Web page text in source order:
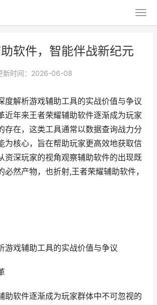
软件，智能伴战新纪元
新时间：2026-06-08
度解析游戏辅助工具的实战价值与争议
近年来王者荣耀辅助软件逐渐成为玩家
存在，这类工具通常以数据查询战力分
为核心，旨在帮助玩家更高效地获取信
资深玩家的视角观察辅助软件的出现既
必然产物，也折射,王者荣耀辅助软件，
游戏辅助工具的实战价值与争议
助软件逐渐成为玩家群体中不可忽视的